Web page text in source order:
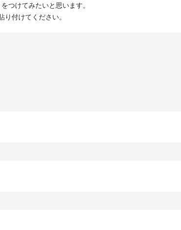
つけてみたいと思います。
付けてください。